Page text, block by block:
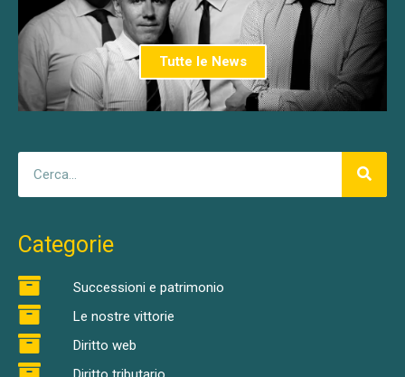
Tutte le News
Categorie
Successioni e patrimonio
Le nostre vittorie
Diritto web